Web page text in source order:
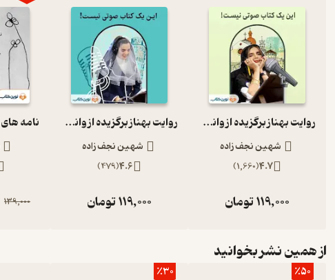
روایت بهناز برگزیده از وانیل و شکلات
شهین نجف زاده
4.7
(
1,660
)
119,000تومان
روایت بهناز برگزیده از وانیل و شکلات
شهین نجف زاده
4.6
(
479
)
119,000تومان 139,000
از همین نشر بخوانید
٪50 ٪30